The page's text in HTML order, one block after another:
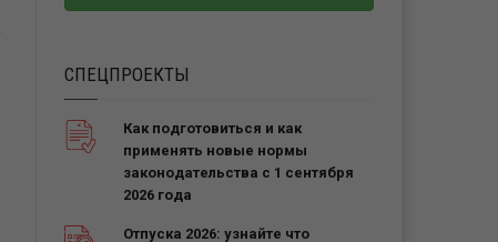
СПЕЦПРОЕКТЫ
Как подготовиться и как
применять новые нормы
законодательства с 1 сентября
2026 года
Отпуска 2026: узнайте что